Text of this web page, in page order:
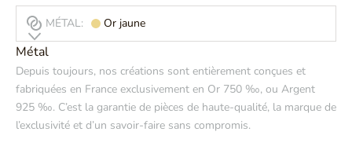
MÉTAL: Or jaune
Métal
Depuis toujours, nos créations sont entièrement conçues et
fabriquées en France exclusivement en Or 750 ‰, ou Argent
925 ‰. C’est la garantie de pièces de haute-qualité, la marque de
l’exclusivité et d’un savoir-faire sans compromis.